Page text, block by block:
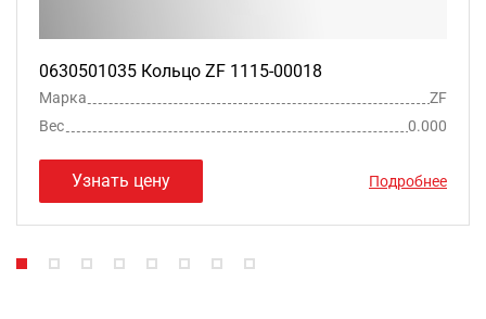
0630501035 Кольцо ZF 1115-00018
Марка
ZF
Вес
0.000
Узнать цену Подробнее